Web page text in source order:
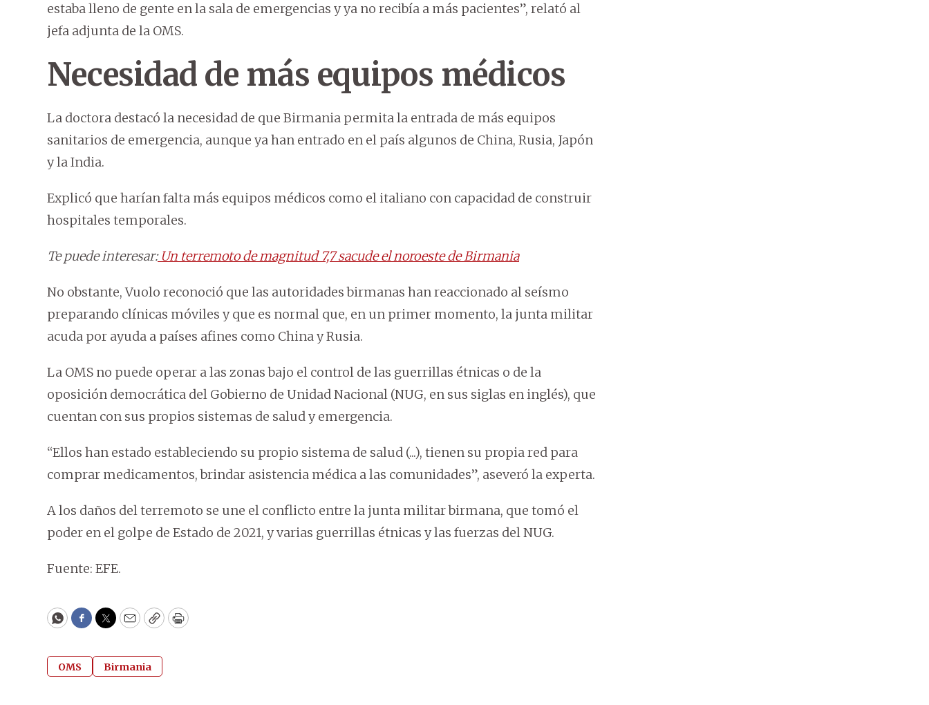
estaba lleno de gente en la sala de emergencias y ya no recibía a más pacientes”, relató al
jefa adjunta de la OMS.
Necesidad de más equipos médicos
La doctora destacó la necesidad de que Birmania permita la entrada de más equipos
sanitarios de emergencia, aunque ya han entrado en el país algunos de China, Rusia, Japón
y la India.
Explicó que harían falta más equipos médicos como el italiano con capacidad de construir
hospitales temporales.
Te puede interesar:Un terremoto de magnitud 7,7 sacude el noroeste de Birmania
No obstante, Vuolo reconoció que las autoridades birmanas han reaccionado al seísmo
preparando clínicas móviles y que es normal que, en un primer momento, la junta militar
acuda por ayuda a países afines como China y Rusia.
La OMS no puede operar a las zonas bajo el control de las guerrillas étnicas o de la
oposición democrática del Gobierno de Unidad Nacional (NUG, en sus siglas en inglés), que
cuentan con sus propios sistemas de salud y emergencia.
“Ellos han estado estableciendo su propio sistema de salud (...), tienen su propia red para
comprar medicamentos, brindar asistencia médica a las comunidades”, aseveró la experta.
A los daños del terremoto se une el conflicto entre la junta militar birmana, que tomó el
poder en el golpe de Estado de 2021, y varias guerrillas étnicas y las fuerzas del NUG.
Fuente: EFE.
WhatsApp
Facebook
Twitter
EmailCopyPrint
OMS Birmania